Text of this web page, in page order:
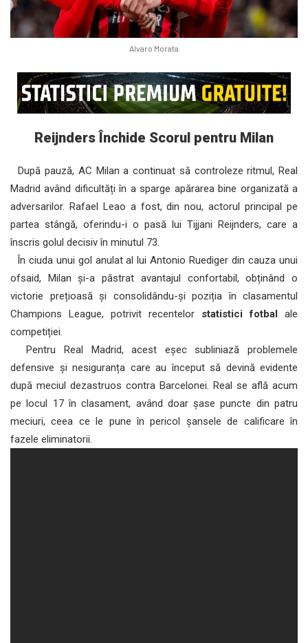
Alvaro Morata
Reijnders Închide Scorul pentru Milan
După pauză, AC Milan a continuat să controleze ritmul, Real
Madrid având dificultăți în a sparge apărarea bine organizată a
adversarilor. Rafael Leao a fost, din nou, actorul principal pe
partea stângă, oferindu-i o pasă lui Tijjani Reijnders, care a
înscris golul decisiv în minutul 73.
În ciuda unui gol anulat al lui Antonio Ruediger din cauza unui
ofsaid, Milan și-a păstrat avantajul confortabil, obținând o
victorie prețioasă și consolidându-și poziția în clasamentul
Champions League, potrivit recentelor statistici fotbal ale
competiției.
Pentru Real Madrid, acest eșec subliniază problemele
defensive și nesiguranța care au început să devină evidente
după meciul dezastruos contra Barcelonei. Real se află acum
pe locul 17 în clasament, având doar șase puncte din patru
meciuri, ceea ce le pune în pericol șansele de calificare în
fazele eliminatorii.